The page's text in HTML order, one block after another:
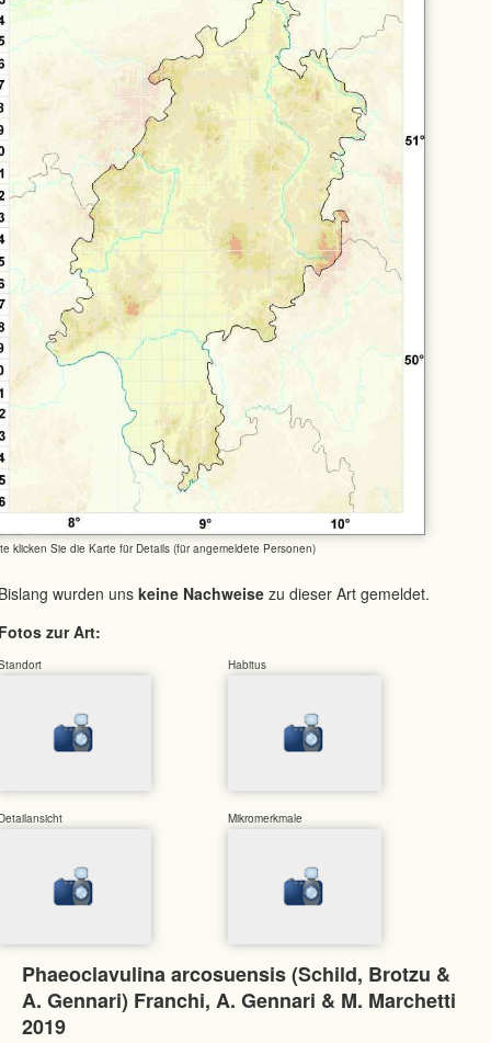
klicken Sie die Karte für Details (für angemeldete Personen)
wurden uns keine Nachweise zu dieser Art gemeldet.
zur Art:
Habitus
Mikromerkmale
Phaeoclavulina arcosuensis (Schild, Brotzu &
A. Gennari) Franchi, A. Gennari & M. Marchetti
2019